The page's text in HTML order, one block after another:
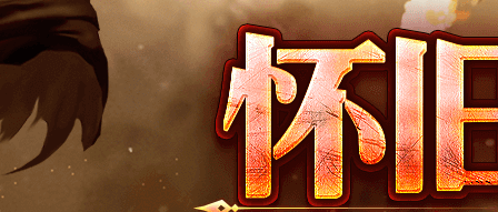
游戏公告
活动资讯
论坛推荐
账号充值
客服中心
交易平台
VIP大客户介绍